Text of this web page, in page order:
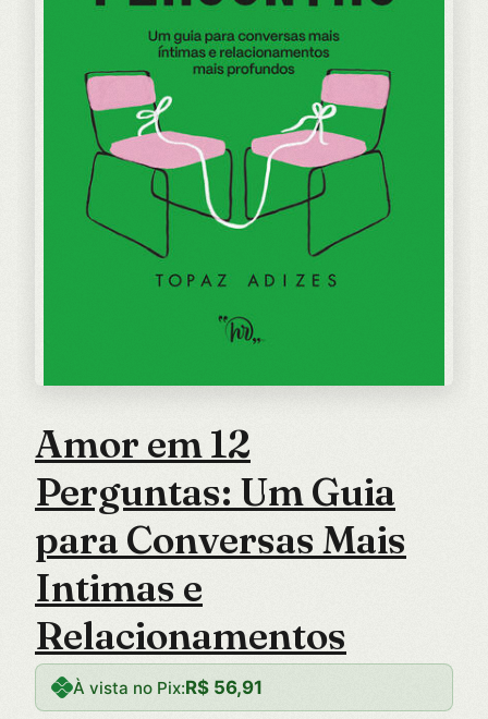
Amor em 12
Perguntas: Um Guia
para Conversas Mais
Intimas e
Relacionamentos
À vista no Pix:R$ 56,91